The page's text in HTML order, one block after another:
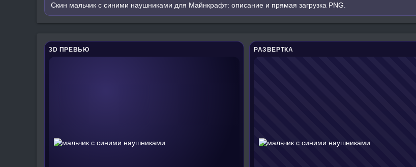
Скин мальчик с синими наушниками для Майнкрафт: описание и прямая загрузка PNG.
3D ПРЕВЬЮ РАЗВЕРТКА